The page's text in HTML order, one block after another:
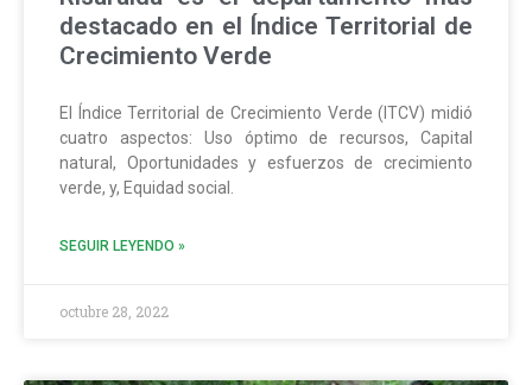
destacado en el Índice Territorial de
Crecimiento Verde
El Índice Territorial de Crecimiento Verde (ITCV) midió
cuatro aspectos: Uso óptimo de recursos, Capital
natural, Oportunidades y esfuerzos de crecimiento
verde, y, Equidad social.
SEGUIR LEYENDO »
octubre 28, 2022